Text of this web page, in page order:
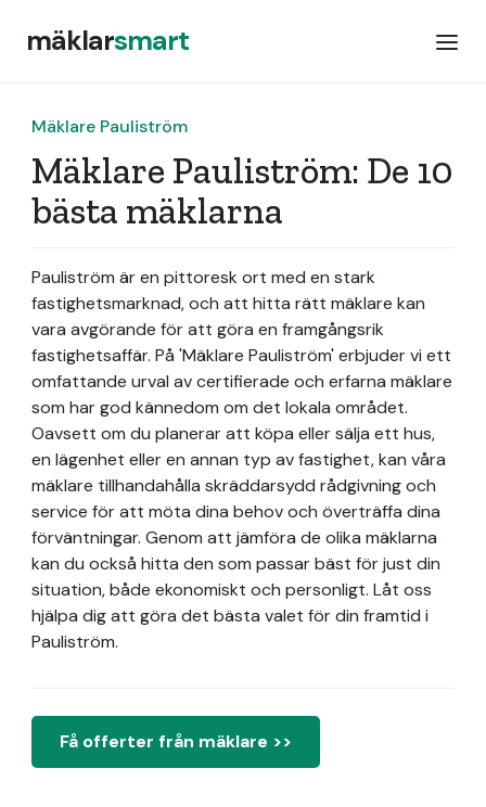
mäklarsmart
Mäklare Pauliström
Mäklare Pauliström: De 10
bästa mäklarna
Pauliström är en pittoresk ort med en stark
fastighetsmarknad, och att hitta rätt mäklare kan
vara avgörande för att göra en framgångsrik
fastighetsaffär. På 'Mäklare Pauliström' erbjuder vi ett
omfattande urval av certifierade och erfarna mäklare
som har god kännedom om det lokala området.
Oavsett om du planerar att köpa eller sälja ett hus,
en lägenhet eller en annan typ av fastighet, kan våra
mäklare tillhandahålla skräddarsydd rådgivning och
service för att möta dina behov och överträffa dina
förväntningar. Genom att jämföra de olika mäklarna
kan du också hitta den som passar bäst för just din
situation, både ekonomiskt och personligt. Låt oss
hjälpa dig att göra det bästa valet för din framtid i
Pauliström.
Få offerter från mäklare >>